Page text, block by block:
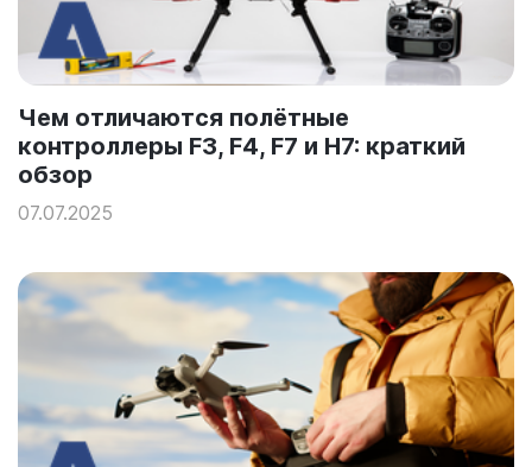
Чем отличаются полётные
контроллеры F3, F4, F7 и H7: краткий
обзор
07.07.2025